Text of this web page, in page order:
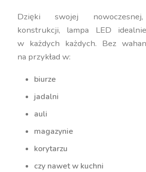
Dzięki swojej
konstrukcji, lampa LED
w każdych każdych. Bez
na przykład w:
biurze
jadalni
auli
magazynie
korytarzu
czy nawet w kuchni